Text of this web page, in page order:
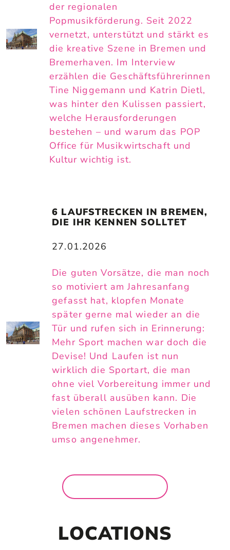
der regionalen
Popmusikförderung. Seit 2022
vernetzt, unterstützt und stärkt es
die kreative Szene in Bremen und
Bremerhaven. Im Interview
erzählen die Geschäftsführerinnen
Tine Niggemann und Katrin Dietl,
was hinter den Kulissen passiert,
welche Herausforderungen
bestehen – und warum das POP
Office für Musikwirtschaft und
Kultur wichtig ist.
6 LAUFSTRECKEN IN BREMEN,
DIE IHR KENNEN SOLLTET
27.01.2026
Die guten Vorsätze, die man noch
so motiviert am Jahresanfang
gefasst hat, klopfen Monate
später gerne mal wieder an die
Tür und rufen sich in Erinnerung:
Mehr Sport machen war doch die
Devise! Und Laufen ist nun
wirklich die Sportart, die man
ohne viel Vorbereitung immer und
fast überall ausüben kann. Die
vielen schönen Laufstrecken in
Bremen machen dieses Vorhaben
umso angenehmer.
LOCATIONS